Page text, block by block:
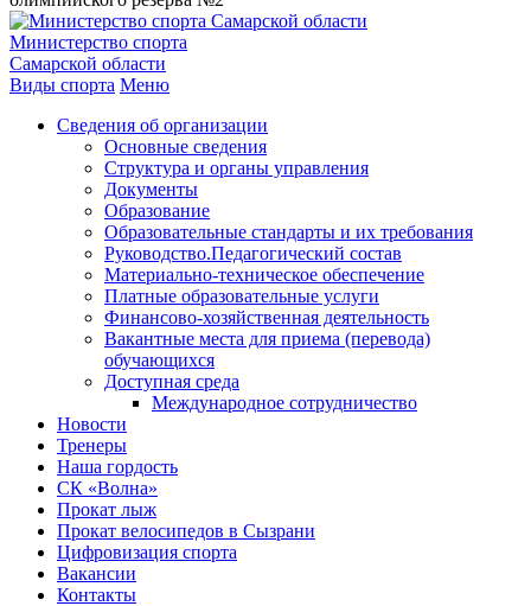
Министерство спорта
Самарской области
Виды спорта Меню
Сведения об организации
Основные сведения
Структура и органы управления
Документы
Образование
Образовательные стандарты и их требования
Руководство.Педагогический состав
Материально-техническое обеспечение
Платные образовательные услуги
Финансово-хозяйственная деятельность
Вакантные места для приема (перевода)
обучающихся
Доступная среда
Международное сотрудничество
Новости
Тренеры
Наша гордость
СК «Волна»
Прокат лыж
Прокат велосипедов в Сызрани
Цифровизация спорта
Вакансии
Контакты